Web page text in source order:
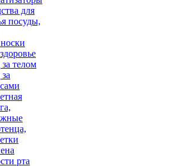
для
посуды,
телом
рта